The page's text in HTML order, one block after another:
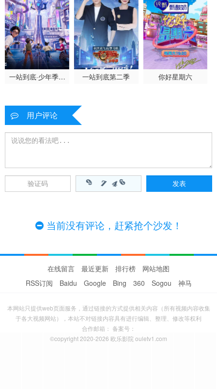
20260706超越目标坞民下 20260707坞的心头好 20260708坞里陪你看
20260709上 20260710下 20260711加更上
20260712加更下 20260713超越目标坞民上 20260713超越目标坞民下
20260714坞的心头好 20260715坞里陪你看 20260716上
20260721坞的心头好 20260722坞里陪你看 20260723特辑
20260806特辑4 20260807特辑5
一站到底·少年季第
一站到底第二季 你好星期六
用户评论
当前没有评论，赶紧抢个沙发！
在线留言 最近更新 排行榜
网站地图
RSS订阅
Baidu Google Bing 360 Sogou 神马
本网站只提供web页面服务，通过链接的方式提供相关内容（所有视频内容收集
于各大视频网站），本站不对链接内容具有进行编辑、整理、修改等权利
合作邮箱： 备案号：
©copyright 2020-2026 欧乐影院 ouletv1.com